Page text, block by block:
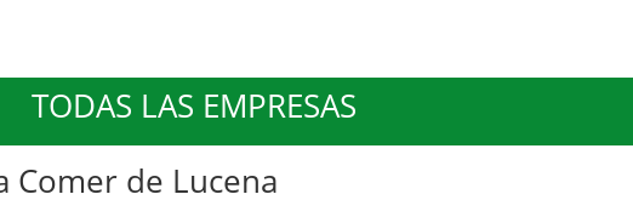
de
El
clientes una amplia
bebida, además de tener
una extensa carta con
tales como comuniones,
TODAS LAS EMPRESAS
Comer de Lucena